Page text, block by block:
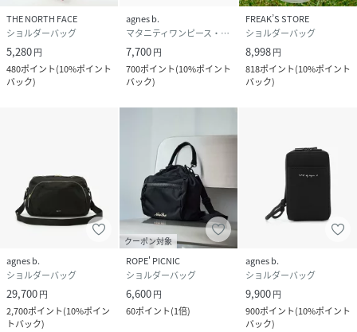
THE NORTH FACE
ショルダーバッグ
5,280円
480ポイント(10%ポイント
バック)
agnes b.
マタニティワンピース・フォーマル
7,700円
700ポイント(10%ポイント
バック)
FREAK’S STORE
ショルダーバッグ
8,998円
818ポイント(10%ポイント
バック)
agnes b.
ショルダーバッグ
29,700円
2,700ポイント(10%ポイン
トバック)
クーポン対象
ROPE' PICNIC
ショルダーバッグ
6,600円
60ポイント(1倍)
agnes b.
ショルダーバッグ
9,900円
900ポイント(10%ポイント
バック)